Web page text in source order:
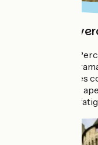
Les collines
La traversée du
nombreux
alternent avec des
votre route, vous
cheval de trait